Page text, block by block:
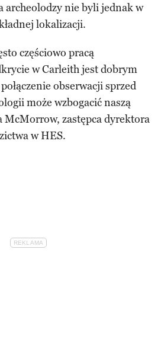
archeolodzy nie byli jednak w
lokalizacji.
częściowo pracą
w Carleith jest dobrym
obserwacji sprzed
może wzbogacić naszą
McMorrow, zastępca dyrektora
w HES.